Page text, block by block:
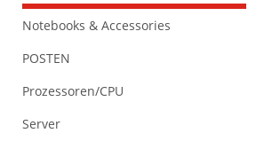
Notebooks & Accessories
POSTEN
Prozessoren/CPU
Server